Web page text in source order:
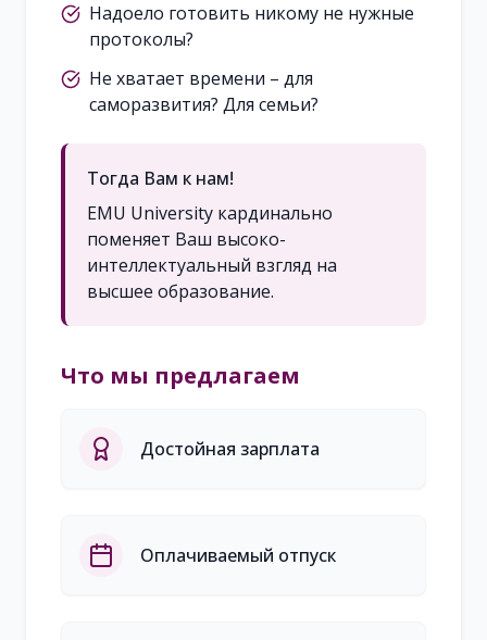
Надоело готовить никому не нужные
протоколы?
Не хватает времени – для
саморазвития? Для семьи?
Тогда Вам к нам!
EMU University кардинально
поменяет Ваш высоко-
интеллектуальный взгляд на
высшее образование.
Что мы предлагаем
Достойная зарплата
Оплачиваемый отпуск